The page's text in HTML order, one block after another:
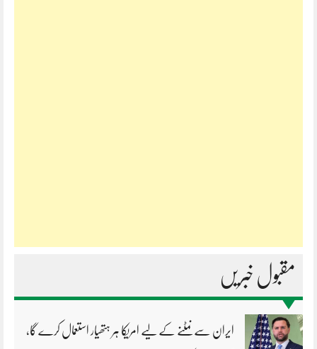
مقبول خبریں
ایران سے نمٹنے کے لیے امریکا ہر ہتھیار استعمال کرے گا،